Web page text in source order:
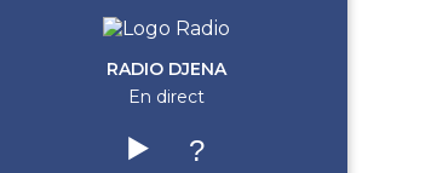
RADIO DJENA
En direct
▶️ ?